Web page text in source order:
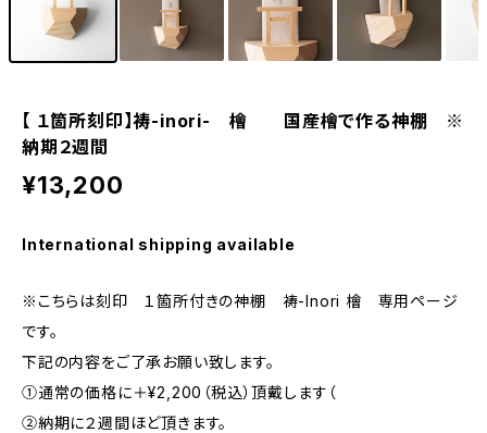
【 １箇所刻印】祷-inori- 檜 国産檜で作る神棚 ※
納期２週間
¥13,200
International shipping available
※こちらは刻印 １箇所付きの神棚 祷-Inori 檜 専用ページ
です。
下記の内容をご了承お願い致します。
①通常の価格に＋¥2,200（税込）頂戴します（
②納期に２週間ほど頂きます。